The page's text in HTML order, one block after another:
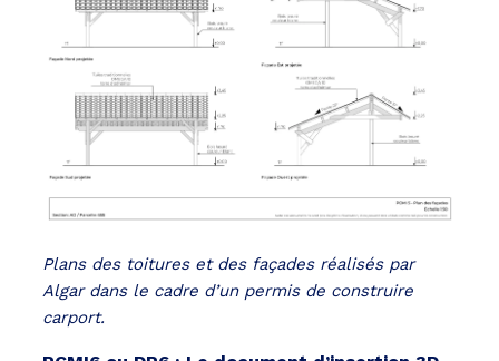
Plans des toitures et des façades réalisés par
Algar dans le cadre d’un permis de construire
carport.